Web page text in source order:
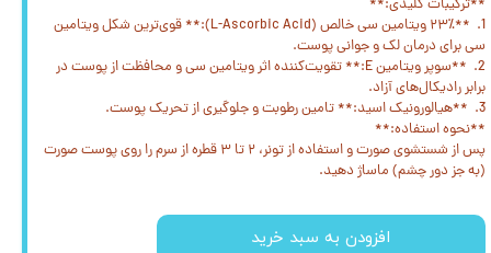
**ترکیبات کلیدی:**
1. **۲۳٪ ویتامین سی خالص (L-Ascorbic Acid):** قوی‌ترین شکل ویتامین
سی برای درمان لک و جوانی پوست.
2. **سوپر ویتامین E:** تقویت‌کننده اثر ویتامین سی و محافظت از پوست در
برابر رادیکال‌های آزاد.
3. **هیالورونیک اسید:** تامین رطوبت و جلوگیری از تحریک پوست.
**نحوه استفاده:**
پس از شستشوی صورت و استفاده از تونر، ۲ تا ۳ قطره از سرم را روی پوست صورت
(به جز دور چشم) ماساژ دهید.
افزودن به سبد خرید